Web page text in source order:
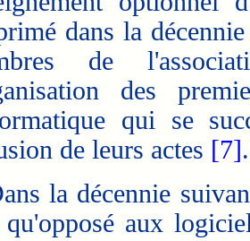
dans la
de
des
qui se
de leurs actes [7].
la décennie
aux